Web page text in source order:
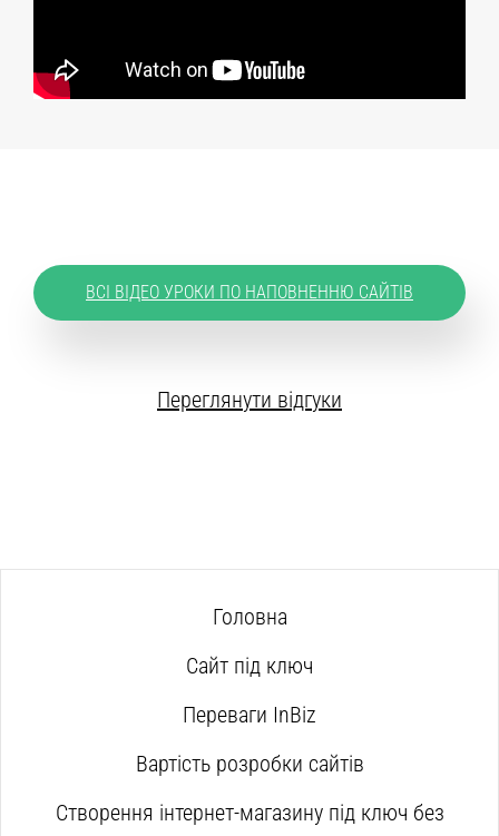
ВСІ ВІДЕО УРОКИ ПО НАПОВНЕННЮ САЙТІВ
Переглянути відгуки
Головна
Сайт під ключ
Переваги InBiz
Вартість розробки сайтів
Створення інтернет-магазину під ключ без